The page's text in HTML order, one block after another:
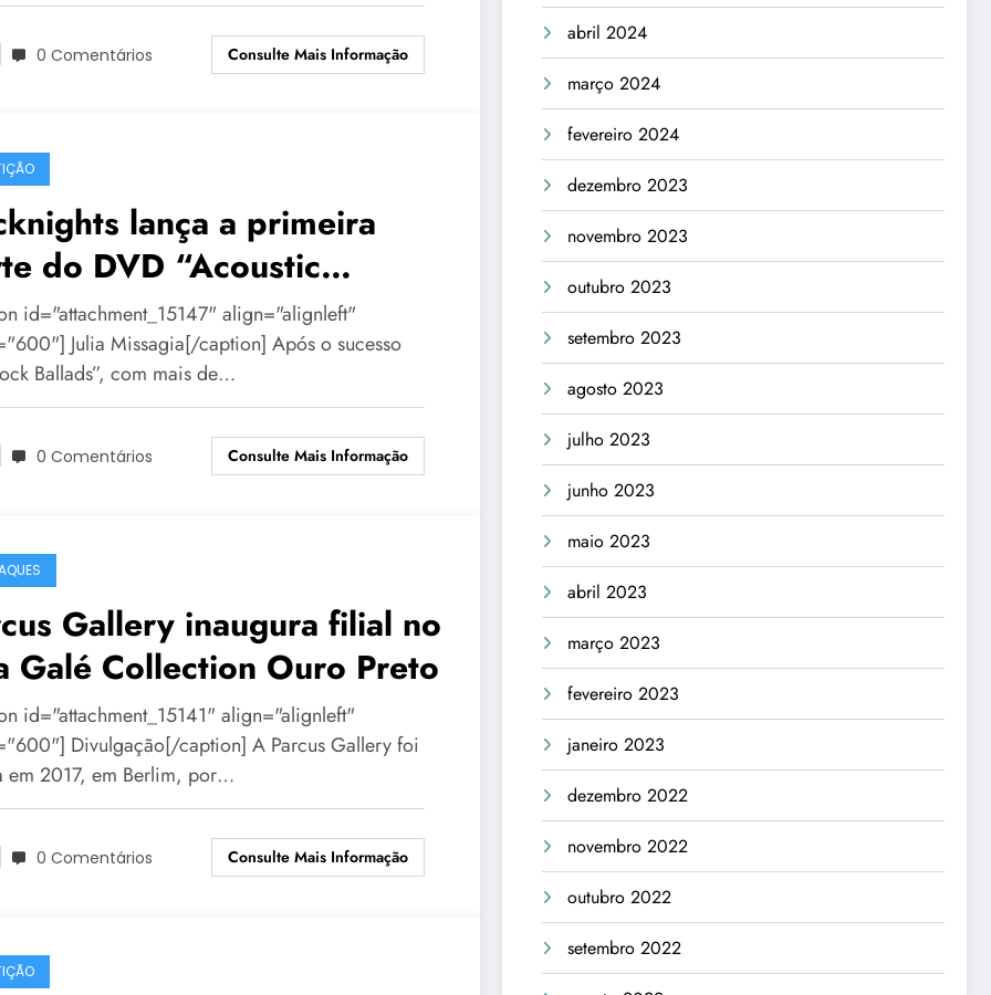
0 Comentários Consulte Mais Informação
lança a primeira
do DVD “Acoustic
em BH
id="attachment_15147" align="alignleft"
Julia Missagia[/caption] Após o sucesso
Ballads”, com mais de…
0 Comentários Consulte Mais Informação
Gallery inaugura filial no
Galé Collection Ouro Preto
id="attachment_15141" align="alignleft"
Divulgação[/caption] A Parcus Gallery foi
em 2017, em Berlim, por…
0 Comentários Consulte Mais Informação
abril 2024
março 2024
fevereiro 2024
dezembro 2023
novembro 2023
outubro 2023
setembro 2023
agosto 2023
julho 2023
junho 2023
maio 2023
abril 2023
março 2023
fevereiro 2023
janeiro 2023
dezembro 2022
novembro 2022
outubro 2022
setembro 2022